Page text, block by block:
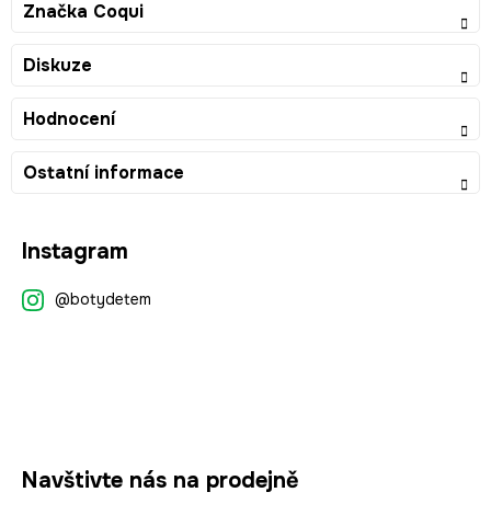
Značka Coqui
Diskuze
Hodnocení
Ostatní informace
Instagram
@botydetem
Navštivte nás na prodejně